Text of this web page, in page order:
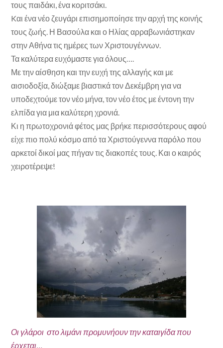
τους παιδάκι, ένα κοριτσάκι.
Kαι ένα νέο ζευγάρι επισημοποίησε την αρχή της κοινής
τους ζωής. Η Βασούλα και ο Ηλίας αρραβωνιάστηκαν
στην Αθήνα τις ημέρες των Χριστουγέννων.
Τα καλύτερα ευχόμαστε για όλους….
Με την αίσθηση και την ευχή της αλλαγής και με
αισιοδοξία, διώξαμε βιαστικά τον Δεκέμβρη για να
υποδεχτούμε τον νέο μήνα, τον νέο έτος με έντονη την
ελπίδα για μια καλύτερη χρονιά.
Κι η πρωτοχρονιά φέτος μας βρήκε περισσότερους αφού
είχε πιο πολύ κόσμο από τα Χριστούγεννα παρόλο που
αρκετοί δικοί μας πήγαν τις διακοπές τους. Και ο καιρός
χειροτέρεψε!
Οι γλάροι στο λιμάνι προμυνήουν την καταιγίδα που
έρχεται…